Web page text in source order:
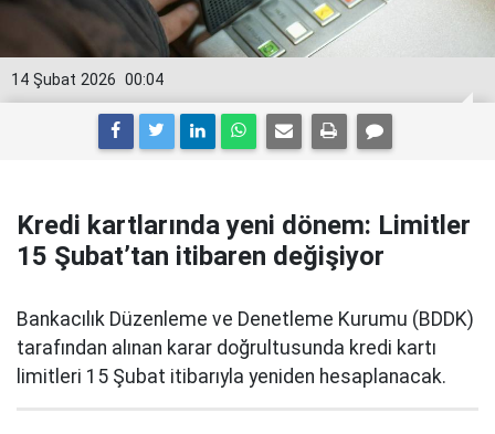
00:04
14 Şubat 2026
Kredi kartlarında yeni dönem: Limitler
15 Şubat’tan itibaren değişiyor
Bankacılık Düzenleme ve Denetleme Kurumu (BDDK)
tarafından alınan karar doğrultusunda kredi kartı
limitleri 15 Şubat itibarıyla yeniden hesaplanacak.